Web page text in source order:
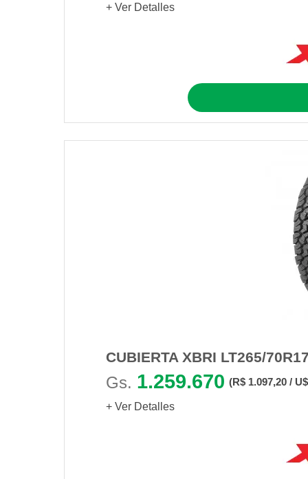
+ Ver Detalles
CUBIERTA XBRI LT265/
Gs. 1.259.670 (R$ 1.097,20 /
+ Ver Detalles